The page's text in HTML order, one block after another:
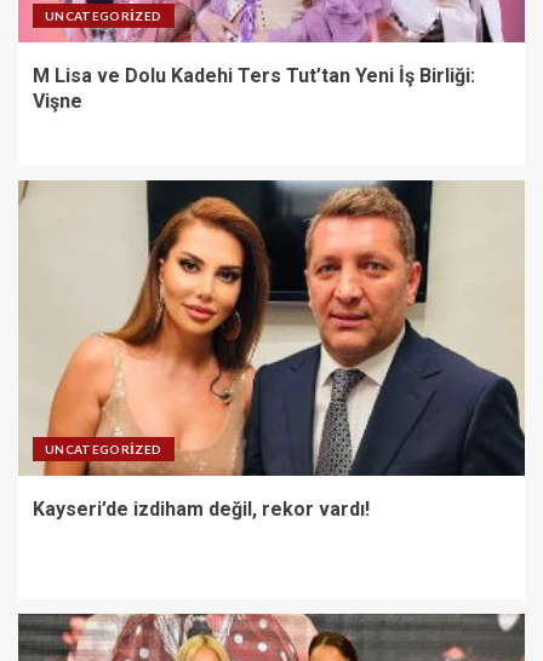
UNCATEGORIZED
M Lisa ve Dolu Kadehi Ters Tut’tan Yeni İş Birliği:
Vişne
UNCATEGORIZED
Kayseri’de izdiham değil, rekor vardı!